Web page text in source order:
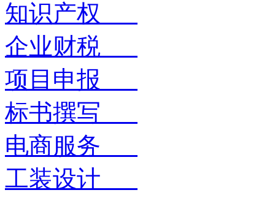
知识产权
企业财税
项目申报
标书撰写
电商服务
工装设计